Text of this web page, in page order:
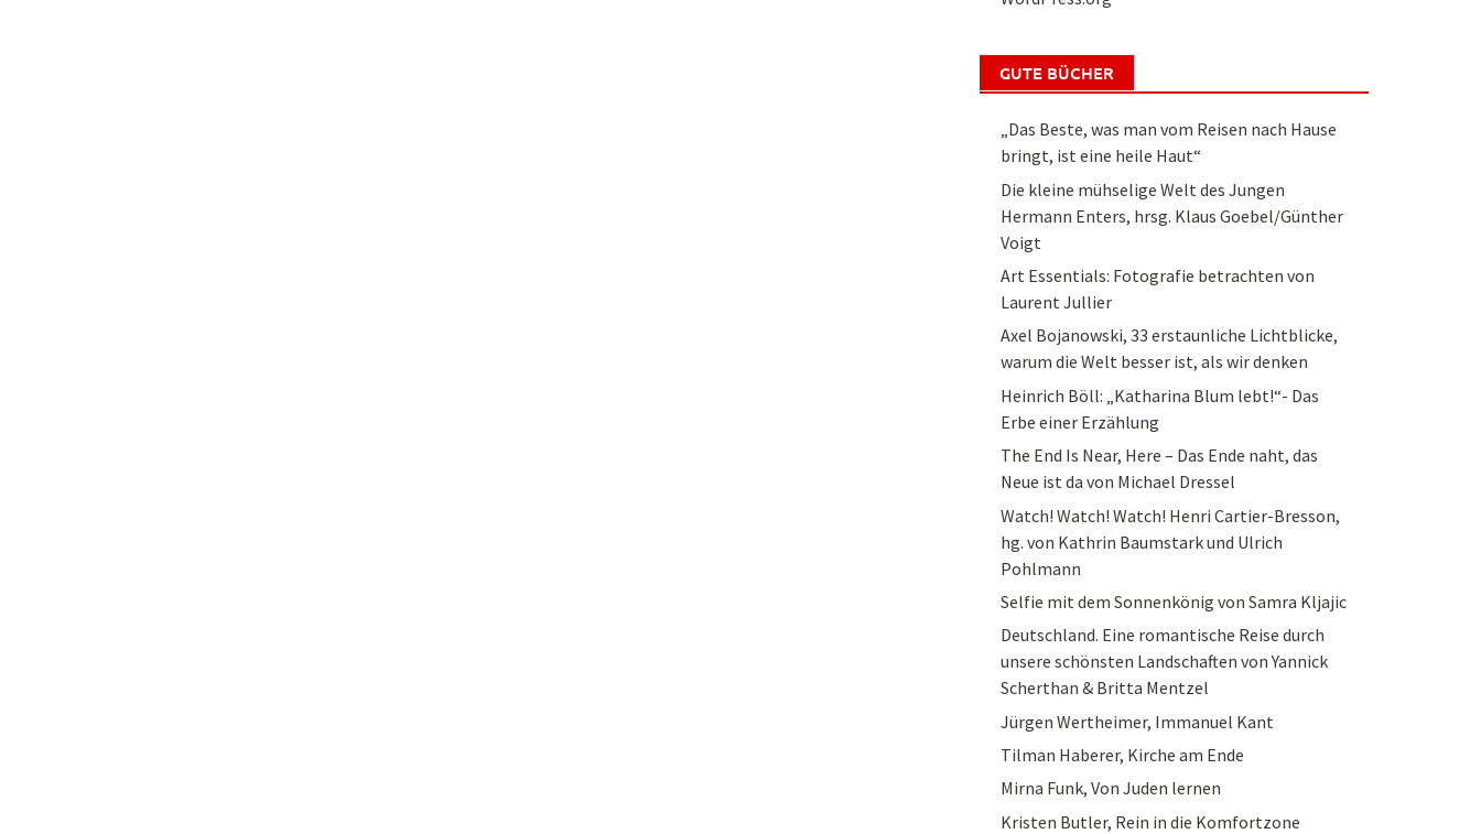
GUTE BÜCHER
„Das Beste, was man vom Reisen nach Hause
bringt, ist eine heile Haut“
Die kleine mühselige Welt des Jungen
Hermann Enters, hrsg. Klaus Goebel/Günther
Voigt
Art Essentials: Fotografie betrachten von
Laurent Jullier
Axel Bojanowski, 33 erstaunliche Lichtblicke,
warum die Welt besser ist, als wir denken
Heinrich Böll: „Katharina Blum lebt!“- Das
Erbe einer Erzählung
The End Is Near, Here – Das Ende naht, das
Neue ist da von Michael Dressel
Watch! Watch! Watch! Henri Cartier-Bresson,
hg. von Kathrin Baumstark und Ulrich
Pohlmann
Selfie mit dem Sonnenkönig von Samra Kljajic
Deutschland. Eine romantische Reise durch
unsere schönsten Landschaften von Yannick
Scherthan & Britta Mentzel
Jürgen Wertheimer, Immanuel Kant
Tilman Haberer, Kirche am Ende
Mirna Funk, Von Juden lernen
Kristen Butler, Rein in die Komfortzone